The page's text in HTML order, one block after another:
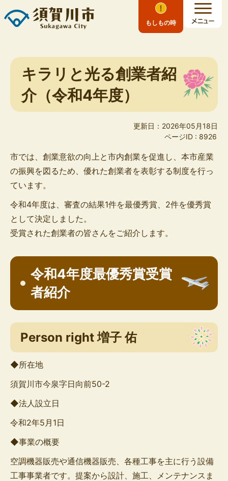
もしもの時
キラリと光る創業者紹
介（令和4年度）
更新日：2026年05月18日
ページID : 8926
市では、創業意欲の向上と市内創業を促進し、本市産業
の振興を図るため、優れた創業者を表彰する制度を行っ
ています。
令和4年度は、審査の結果1件を最優秀賞、2件を優秀賞
として決定しました。
受賞された創業者の皆さんをご紹介します。
令和4年度最優秀賞受賞
者紹介
Person right 増子 佑
◆所在地
須賀川市今泉字日向前50-2
◆法人設立日
令和2年5月1日
◆事業の概要
空調機器販売や通信機器販売、各種工事を主に行う設備
工事事業者です。提案から設計、施工、メンテナンスま